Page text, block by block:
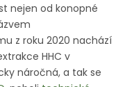
nejen od konopné
z roku 2020 nachází
HHC v
náročná, a tak se